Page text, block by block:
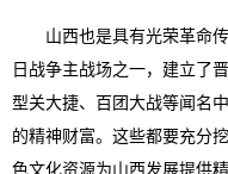
山西也是具有光荣革命传
日战争主战场之一，建立了
型关大捷、百团大战等闻名
的精神财富。这些都要充分
色文化资源为山西发展提供精